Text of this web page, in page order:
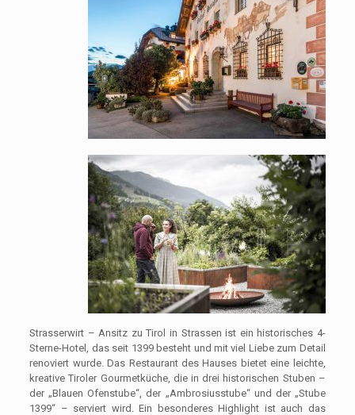
Strasserwirt – Ansitz zu Tirol in Strassen ist ein historisches 4-
Sterne-Hotel, das seit 1399 besteht und mit viel Liebe zum Detail
renoviert wurde. Das Restaurant des Hauses bietet eine leichte,
kreative Tiroler Gourmetküche, die in drei historischen Stuben –
der „Blauen Ofenstube“, der „Ambrosiusstube“ und der „Stube
1399“ – serviert wird. Ein besonderes Highlight ist auch das